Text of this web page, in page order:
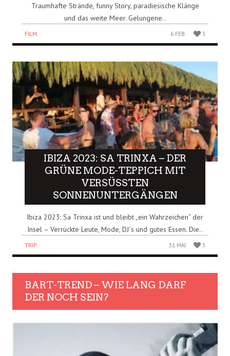
Traumhafte Strände, funny Story, paradiesische Klänge
und das weite Meer. Gelungene..
FILM 6 FEB. 3
IBIZA 2023: SA TRINXA – DER
GRÜNE MODE-TEPPICH MIT
VERSÜSSTEN S
ONNENUNTERGÄNGEN
Ibiza 2023: Sa Trinxa ist und bleibt „ein Wahrzeichen“ der
Insel – Verrückte Leute, Mode, DJ´s und gutes Essen. Die..
TRIP 31 MAI 3
BART-TREND – WIE LANG DARF
DER NOCH SEIN?